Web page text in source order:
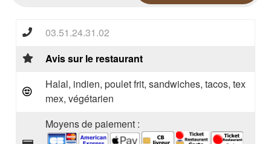
03.51.24.31.02
Avis sur le restaurant
Halal, indien, poulet frit, sandwiches, tacos, tex
mex, végétarien
Moyens de paiement :